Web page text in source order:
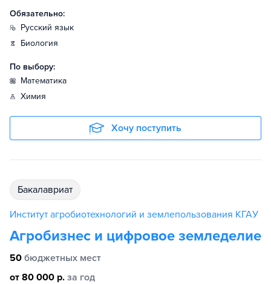
Обязательно:
русский язык
биология
По выбору:
математика
химия
Хочу поступить
бакалавриат
Институт агробиотехнологий и землепользования КГАУ
Агробизнес и цифровое земледелие
50 бюджетных мест
от 80 000 р. за год